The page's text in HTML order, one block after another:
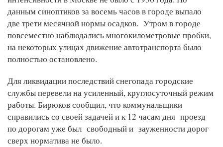
данным синоптиков за восемь часов в городе выпало
две трети месячной нормы осадков. Утром в городе
повсеместно наблюдались многокилометровые пробки,
на некоторых улицах движение автотранспорта было
полностью остановлено.
Для ликвидации последствий снегопада городские
службы перевели на усиленный, круглосуточный режим
работы. Бирюков сообщил, что коммунальщики
справились со своей задачей и к 12 часам дня проезд
по дорогам уже был свободный и зауженности дорог
сверх норматива не было.